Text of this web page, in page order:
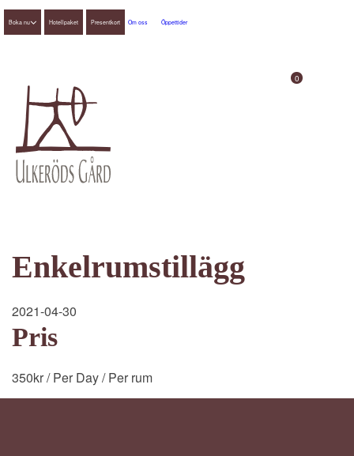
0
Boka nu Hotellpaket Presentkort Om oss Öppettider
Enkelrumstillägg
2021-04-30
Pris
350kr/ Per Day/ Per rum